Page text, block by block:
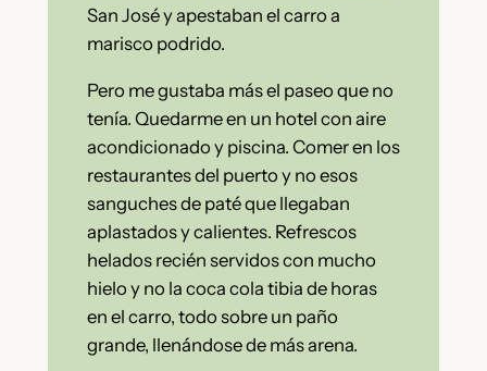
San José y apestaban el carro a
marisco podrido.
Pero me gustaba más el paseo que no
tenía. Quedarme en un hotel con aire
acondicionado y piscina. Comer en los
restaurantes del puerto y no esos
sanguches de paté que llegaban
aplastados y calientes. Refrescos
helados recién servidos con mucho
hielo y no la coca cola tibia de horas
en el carro, todo sobre un paño
grande, llenándose de más arena.